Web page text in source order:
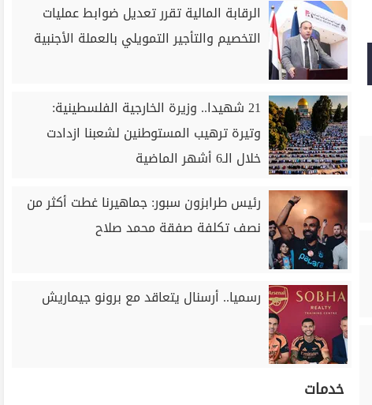
الرقابة المالية تقرر تعديل ضوابط عمليات
التخصيم والتأجير التمويلي بالعملة الأجنبية
21 شهيدا.. وزيرة الخارجية الفلسطينية:
وتيرة ترهيب المستوطنين لشعبنا ازدادت
خلال الـ6 أشهر الماضية
رئيس طرابزون سبور: جماهيرنا غطت أكثر من
نصف تكلفة صفقة محمد صلاح
رسميا.. أرسنال يتعاقد مع برونو جيماريش
خدمات